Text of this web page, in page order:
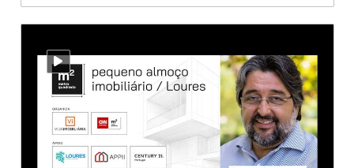
i-video